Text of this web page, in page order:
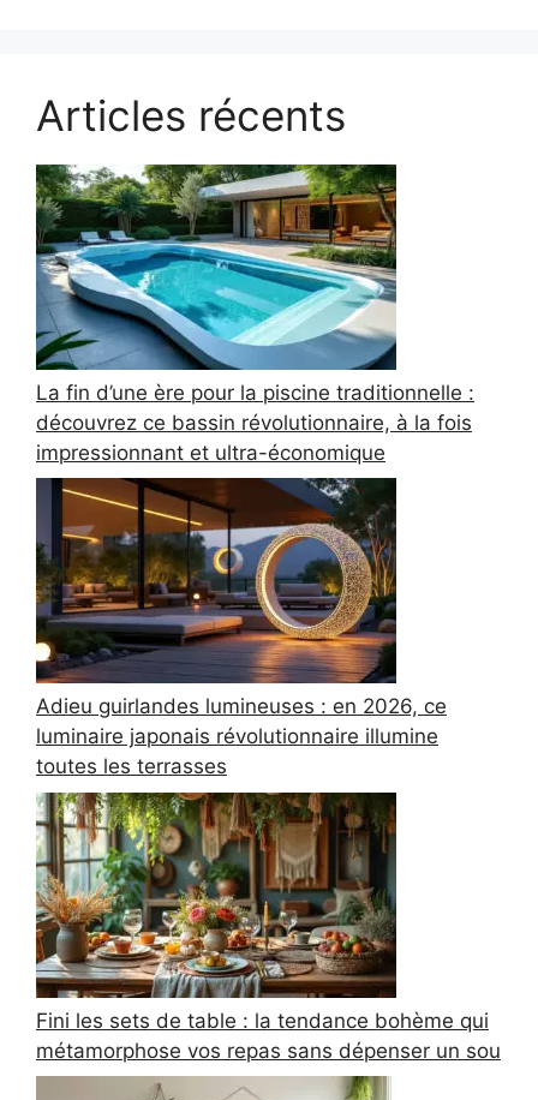
Articles récents
La fin d’une ère pour la piscine traditionnelle :
découvrez ce bassin révolutionnaire, à la fois
impressionnant et ultra-économique
Adieu guirlandes lumineuses : en 2026, ce
luminaire japonais révolutionnaire illumine
toutes les terrasses
Fini les sets de table : la tendance bohème qui
métamorphose vos repas sans dépenser un sou